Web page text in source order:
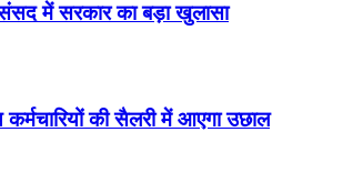
में सरकार का बड़ा खुलासा
की सैलरी में आएगा उछाल